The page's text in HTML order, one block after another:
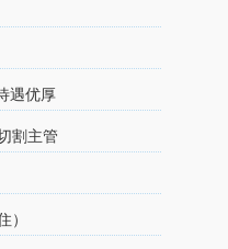
遇优厚
割主管
）